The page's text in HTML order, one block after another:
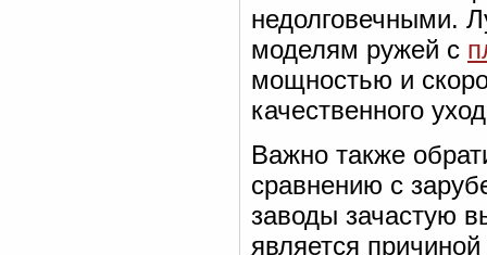
недолговечными.
моделям ружей c
мощностью и
качественного
Важно также
сравнению с
заводы зачастую
является